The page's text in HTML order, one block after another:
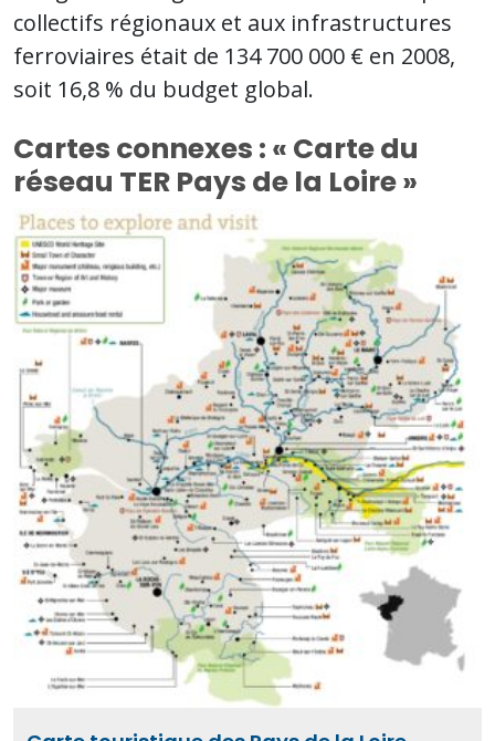
collectifs régionaux et aux infrastructures
ferroviaires était de 134 700 000 € en 2008,
soit 16,8 % du budget global.
Cartes connexes : « Carte du
réseau TER Pays de la Loire »